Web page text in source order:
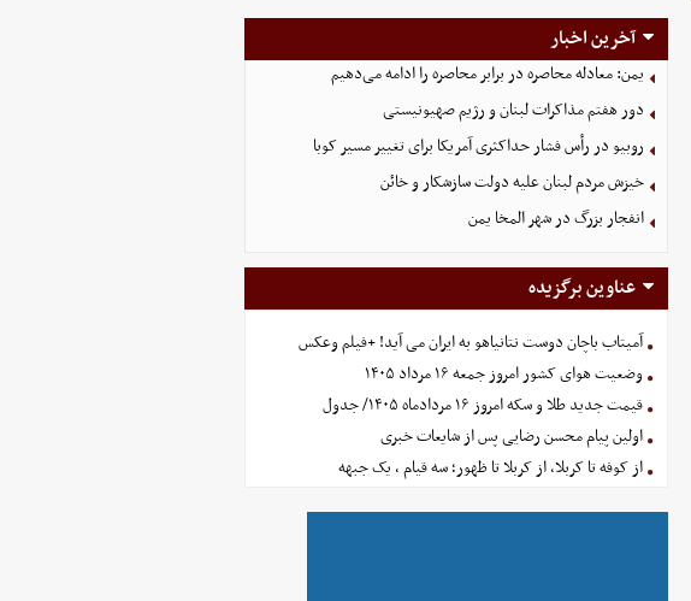
آخرین اخبار
یمن: معادله محاصره در برابر محاصره را ادامه می‌دهیم
دور هفتم مذاکرات لبنان و رژیم صهیونیستی
روبیو در رأس فشار حداکثری آمریکا برای تغییر مسیر کوبا
خیزش مردم لبنان علیه دولت سازشکار و خائن
انفجار بزرگ در شهر المخا یمن
عناوین برگزیده
آمیتاب باچان دوست نتانیاهو به ایران می آید! +فیلم وعکس
وضعیت هوای کشور امروز جمعه ۱۶ مرداد ۱۴۰۵
قیمت جدید طلا و سکه امروز ۱۶ مردادماه ۱۴۰۵/ جدول
اولین پیام محسن رضایی پس از شایعات خبری
از کوفه تا کربلا، از کربلا تا ظهور؛ سه قیام ، یک جبهه